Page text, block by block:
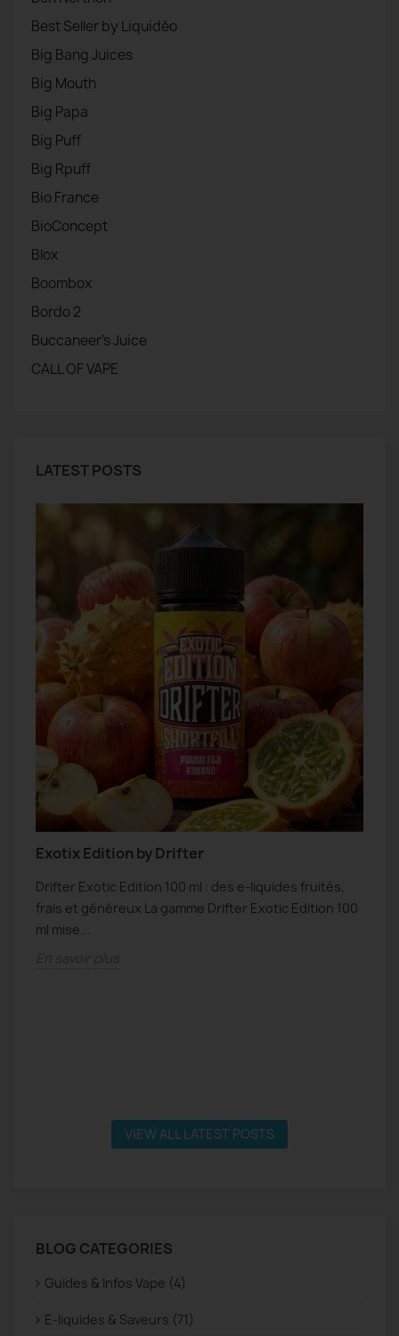
Best Seller by Liquidéo
Big Bang Juices
Big Mouth
Big Papa
Big Puff
Big Rpuff
Bio France
BioConcept
Blox
Boombox
Bordo 2
Buccaneer's Juice
CALL OF VAPE
LATEST POSTS
Exotix Edition by Drifter
Drifter Exotic Edition 100 ml : des e-liquides fruités,
frais et généreux La gamme Drifter Exotic Edition 100
ml mise...
VIEW ALL LATEST POSTS
BLOG CATEGORIES
Guides & Infos Vape (4)
E-liquides & Saveurs (71)